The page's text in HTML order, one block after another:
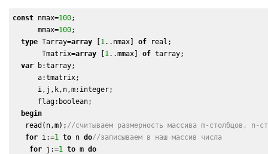
const nmax=100;
      mmax=
100;
type Tarray=array [1 ..nmax] of real;
       Tmatrix=
array [1 ..mmax] of tarray;
var b:tarray;
      a:tmatrix;
      i,j,k,n,m:integer;
      flag:boolean;
begin
   read(n,m);
//считываем размерность массива m-столбцов, n-
for i:=1 to n do//записываем в наш массив числа
for j:=1 to m do